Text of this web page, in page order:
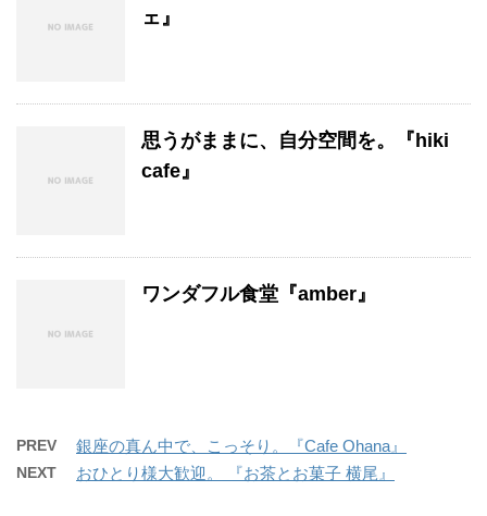
ェ』
思うがままに、自分空間を。『hiki
cafe』
ワンダフル食堂『amber』
PREV 銀座の真ん中で、こっそり。『Cafe Ohana』
NEXT おひとり様大歓迎。 『お茶とお菓子 横尾』